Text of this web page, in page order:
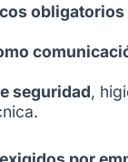
obligatorios
seguridad,